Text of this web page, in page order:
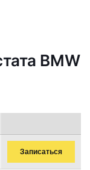
BMW
Записаться